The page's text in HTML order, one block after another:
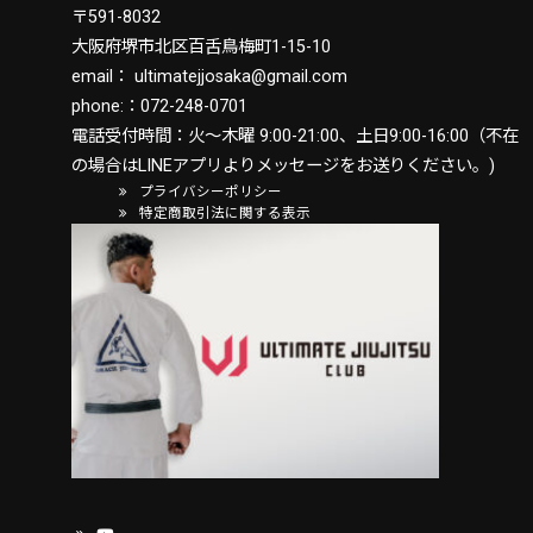
〒591-8032
大阪府堺市北区百舌鳥梅町1-15-10
email： ultimatejjosaka@gmail.com
phone:： 072-248-0701
電話受付時間：火〜木曜 9:00-21:00、土日9:00-16:00（不在
の場合はLINEアプリよりメッセージをお送りください。)
プライバシーポリシー
特定商取引法に関する表示